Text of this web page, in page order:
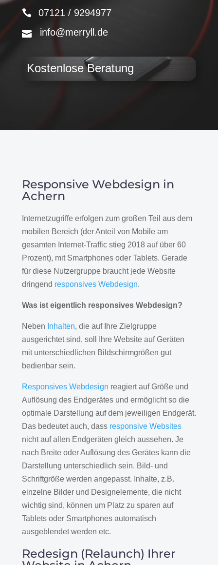
07121 / 9294977
info@merryll.de
Kostenlose Beratung
Responsive Webdesign in
Achern
Internetzugriffe erfolgen zum großen Teil aus dem
mobilen Bereich (der Anteil von Mobile am
gesamten Internet-Traffic stieg 2018 auf über 60
Prozent), mit Smartphones oder Tablets. Gerade
für diese Nutzergruppe braucht jede Website
dringend responsives Webdesign.
Was ist eigentlich responsives Webdesign?
Neben Inhalten, die auf Ihre Zielgruppe
ausgerichtet sind, soll Ihre Website auf Geräten
mit unterschiedlichen Bildschirmgrößen gut
bedienbar sein.
Responsives Webdesign reagiert auf Größe und
Auflösung des Endgerätes und ermöglicht so die
optimale Darstellung auf dem jeweiligen Endgerät.
Das bedeutet auch, dass responsive Websites
nicht auf allen Endgeräten gleich aussehen. Je
nach Breite oder Auflösung des Gerätes kann die
Darstellung unterschiedlich sein. Bild- und
Schriftgröße werden angepasst. Inhalte, z.B.
einzelne Bilder und Designelemente, die nicht
wichtig sind, können um Platz zu sparen auf
Tablets oder Smartphones automatisch
ausgeblendet werden etc.
Redesign (Relaunch) Ihrer